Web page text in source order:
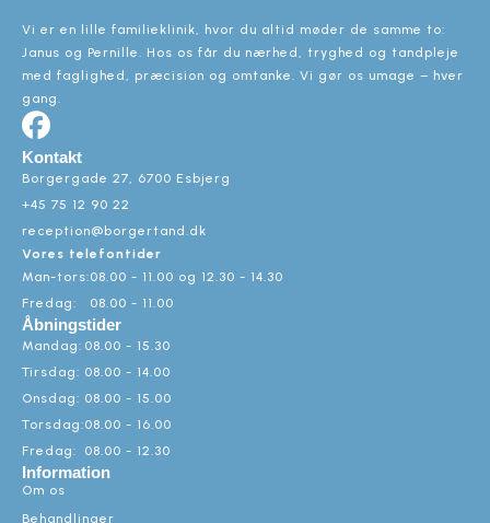
Vi er en lille familieklinik, hvor du altid møder de samme to:
Janus og Pernille. Hos os får du nærhed, tryghed og tandpleje
med faglighed, præcision og omtanke. Vi gør os umage – hver
gang.
Kontakt
Borgergade 27, 6700 Esbjerg
+45 75 12 90 22
reception@borgertand.dk
Vores telefontider
Man-tors:
Fredag:
08.00 - 11.00 og 12.30 - 14.30
08.00 - 11.00
Åbningstider
Mandag:
Tirsdag:
Onsdag:
Torsdag:
Fredag:
08.00 - 15.30
08.00 - 14.00
08.00 - 15.00
08.00 - 16.00
08.00 - 12.30
Information
Om os
Behandlinger